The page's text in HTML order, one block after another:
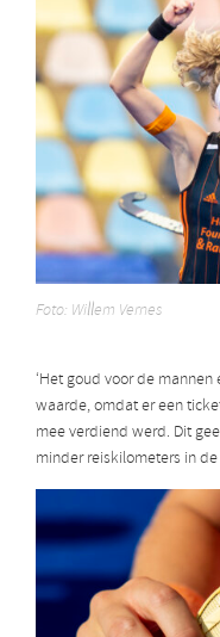
Foto: Willem Vernes
‘Het goud voor de
waarde, omdat er een
mee verdiend werd. Dit
minder reiskilometers in